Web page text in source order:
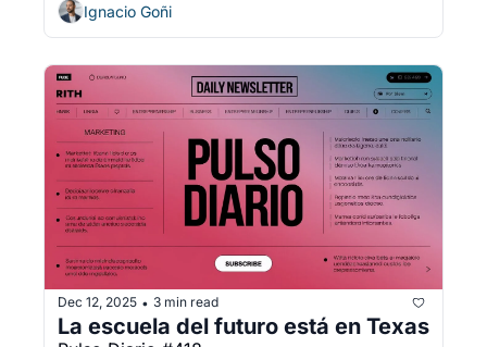
Ignacio Goñi
Dec 12, 2025 • 3 min read
La escuela del futuro está en Texas